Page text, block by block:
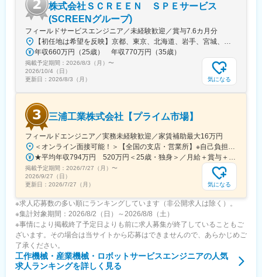
12:00～昼食
13:00～顧客訪問（修理訪問、営業同行、巡回訪問）
17:00～事務処理、報告書作成、スケジュール確認
18:00～退社
【同社の特徴】
1981年に設立し、微生物検査に使用する動物血液と血清、培地の
製造と販売から事業を開始。微生物培の原料として動物の血液が
にモノクロおよびポリクロ等抗体受託サービスを手掛け、微生物
培地の製品ラインアップを充実、最近では細胞の培養に用いる組
織培養培地の開発に特に注力してきました。
変更の範囲：会社の定める業務
株式会社ＳＣＲＥＥＮ ＳＰＥサービス
(SCREENグループ)
フィールドサービスエンジニア／未経験歓迎／賞与7.6カ月分
【初任地は希望を反映】京都、東京、北海道、岩手、宮城、山形、富山、三重、広島、大分、熊本、長崎※詳細な住所は勤務地一覧をご覧ください。※将来的に転勤の可能性があります。※受動喫煙対策：敷地内完全禁煙
年収660万円（25歳） 年収770万円（35歳）
掲載予定期間： 2026/8/3（月） 〜
2026/10/4（日）
更新日： 2026/8/3（月） 気になる
三浦工業株式会社【プライム市場】
フィールドエンジニア／実務未経験歓迎／家賃補助最大16万円
＜オンライン面接可能！＞【全国の支店・営業所】※自己負担が少ない、借上社宅あり（詳細は「待遇・福利厚生欄」にて）※将来的に転居を伴う転勤（全国）はありますが、初任地はエリア単位【北海道／東北／関東／甲信越／東海・北陸／近畿／中四国／九州・沖縄】で可能な限り希望を考慮しています。北海道、青森県、岩手県、宮城県、秋田県、山形県、福島県、茨城県、栃木県、群馬県、埼玉県、千葉県、東京都、神奈川県、山梨県、岐阜県、静岡県、愛知県、三重県、新潟県、富山県、石川県、福井県、長野県、滋賀県、京都府、大阪府、兵庫県、奈良県、和歌山県、鳥取県、島根県、岡山県、広島県、山口県、徳島県、香川県、愛媛県、高知県、福岡県、佐賀県、長崎県、熊本県、大分県、宮崎県、鹿児島県、沖縄県※受動喫煙対策あり
★平均年収794万円 520万円＜25歳・独身＞／月給＋賞与＋各種手当
掲載予定期間： 2026/7/27（月） 〜
2026/9/27（日）
更新日： 2026/7/27（月） 気になる
※求人応募数の多い順にランキングしています（非公開求人は除く）。
※集計対象期間：2026/8/2（日）～2026/8/8（土）
※事情により掲載終了予定日よりも前に求人募集が終了していることもご
ざいます。その場合は当サイトから応募はできませんので、あらかじめご
了承ください。
工作機械・産業機械・ロボットサービスエンジニアの人気
求人ランキングを詳しく見る